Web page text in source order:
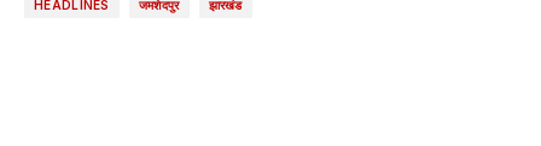
HEADLINES जमशेदपुर झारखंड